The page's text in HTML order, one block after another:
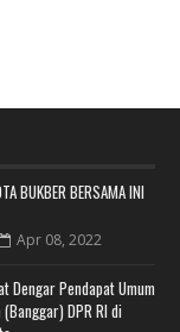
BUKBER BERSAMA INI
Apr 08, 2022
Dengar Pendapat Umum
DPR RI di